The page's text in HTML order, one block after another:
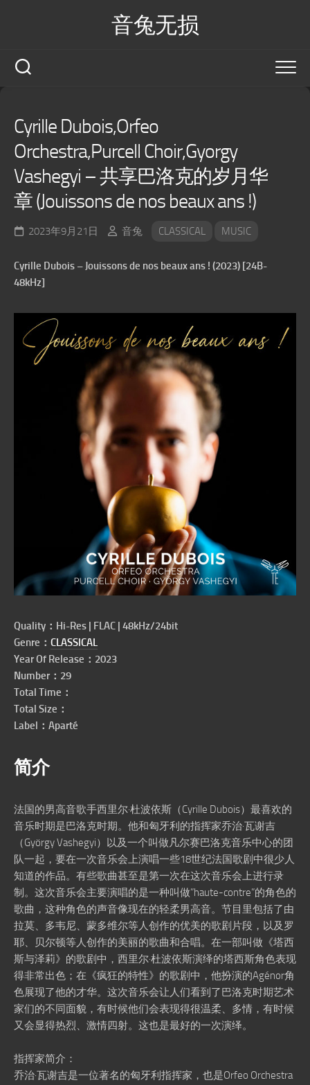
音兔无损
Cyrille Dubois,Orfeo
Orchestra,Purcell Choir,Gyorgy
Vashegyi – 共享巴洛克的岁月华
章 (Jouissons de nos beaux ans !)
2023年9月21日 音兔 CLASSICAL MUSIC
Cyrille Dubois – Jouissons de nos beaux ans ! (2023) [24B-
48kHz]
Quality： Hi-Res | FLAC | 48kHz/24bit
Genre： CLASSICAL
Year Of Release：2023
Number：29
Total Time：
Total Size：
Label：Aparté
简介
法国的男高音歌手西里尔·杜波依斯（Cyrille Dubois）最喜欢的
音乐时期是巴洛克时期。他和匈牙利的指挥家乔治·瓦谢吉
（György Vashegyi）以及一个叫做凡尔赛巴洛克音乐中心的团
队一起，要在一次音乐会上演唱一些18世纪法国歌剧中很少人
知道的作品。有些歌曲甚至是第一次在这次音乐会上进行录
制。这次音乐会主要演唱的是一种叫做”haute-contre”的角色的
歌曲，这种角色的声音像现在的轻柔男高音。节目里包括了由
拉莫、多韦尼、蒙多维尔等人创作的优美的歌剧片段，以及罗
耶、贝尔顿等人创作的美丽的歌曲和合唱。在一部叫做《塔西
斯与泽莉》的歌剧中，西里尔·杜波依斯演绎的塔西斯角色表现
得非常出色；在《疯狂的特性》的歌剧中，他扮演的Agénor角
色展现了他的才华。这次音乐会让人们看到了巴洛克时期艺术
家们的不同面貌，有时候他们会表现得很温柔、多情，有时候
又会显得热烈、激情四射。这也是最好的一次演绎。
指挥家简介：
乔治·瓦谢吉是一位著名的匈牙利指挥家，也是Orfeo Orchestra